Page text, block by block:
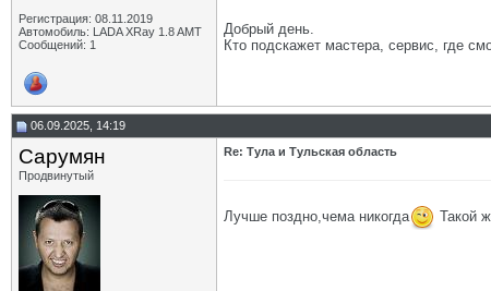
Регистрация: 08.11.2019
Автомобиль: LADA XRay 1.8 AMT
Сообщений: 1
Добрый день.
Кто подскажет мастера, сервис, где
06.09.2025, 14:19
Сарумян
Продвинутый
Re: Тула и Тульская область
Лучше поздно,чема никогда Такой